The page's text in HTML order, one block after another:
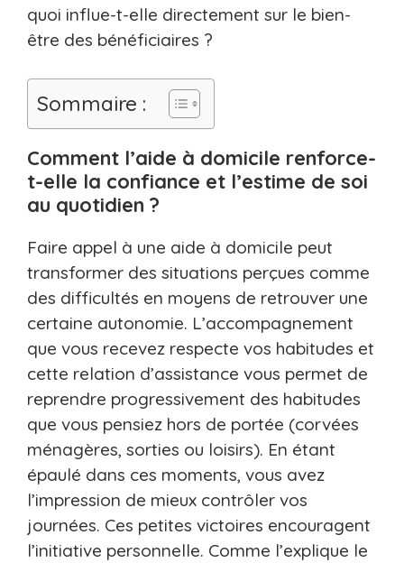
quoi influe-t-elle directement sur le bien-
être des bénéficiaires ?
Sommaire :
Comment l’aide à domicile renforce-
t-elle la confiance et l’estime de soi
au quotidien ?
Faire appel à une aide à domicile peut
transformer des situations perçues comme
des difficultés en moyens de retrouver une
certaine autonomie. L’accompagnement
que vous recevez respecte vos habitudes et
cette relation d’assistance vous permet de
reprendre progressivement des habitudes
que vous pensiez hors de portée (corvées
ménagères, sorties ou loisirs). En étant
épaulé dans ces moments, vous avez
l’impression de mieux contrôler vos
journées. Ces petites victoires encouragent
l’initiative personnelle. Comme l’explique le